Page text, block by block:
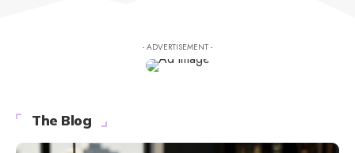
- ADVERTISEMENT -
The Blog